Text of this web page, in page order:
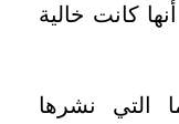
كانت خالية
التي نشرها